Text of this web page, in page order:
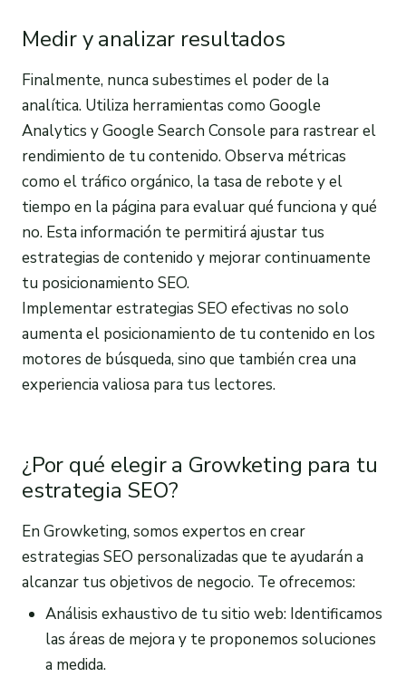
Medir y analizar resultados
Finalmente, nunca subestimes el poder de la
analítica. Utiliza herramientas como Google
Analytics y Google Search Console para rastrear el
rendimiento de tu contenido. Observa métricas
como el tráfico orgánico, la tasa de rebote y el
tiempo en la página para evaluar qué funciona y qué
no. Esta información te permitirá ajustar tus
estrategias de contenido y mejorar continuamente
tu posicionamiento SEO.
Implementar estrategias SEO efectivas no solo
aumenta el posicionamiento de tu contenido en los
motores de búsqueda, sino que también crea una
experiencia valiosa para tus lectores.
¿Por qué elegir a Growketing para tu
estrategia SEO?
En Growketing, somos expertos en crear
estrategias SEO personalizadas que te ayudarán a
alcanzar tus objetivos de negocio. Te ofrecemos:
Análisis exhaustivo de tu sitio web: Identificamos
las áreas de mejora y te proponemos soluciones
a medida.